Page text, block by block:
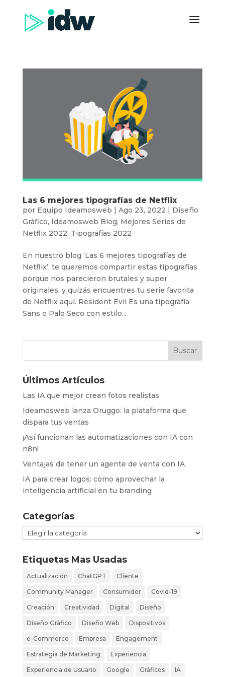
Las 6 mejores tipografías de Netflix
por Equipo Ideamosweb | Ago 23, 2022 | Diseño
Gráfico, Ideamosweb Blog, Mejores Series de
Netflix 2022, Tipografías 2022
En nuestro blog ‘Las 6 mejores tipografías de
Netflix’, te queremos compartir estas tipografías
porque nos parecieron brutales y super
originales, y quizás encuentres tu serie favorita
de Netflix aquí. Resident Evil Es una tipografía
Sans o Palo Seco con estilo...
Últimos Artículos
Las IA que mejor crean fotos realistas
Ideamosweb lanza Oruggo: la plataforma que
dispara tus ventas
¡Así funcionan las automatizaciones con IA con
n8n!
Ventajas de tener un agente de venta con IA
IA para crear logos: cómo aprovechar la
inteligencia artificial en tu branding
Categorías
Categorías
Etiquetas Mas Usadas
Actualización ChatGPT Cliente
Community Manager Consumidor Covid-19
Creación Creatividad Digital Diseño
Diseño Gráfico Diseño Web Dispositivos
e-Commerce Empresa Engagement
Estrategia de Marketing Experiencia
Experiencia de Usuario Google Gráficos IA